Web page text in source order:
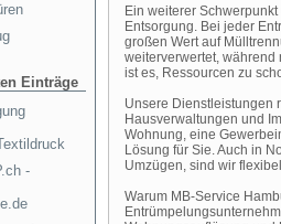
Einträge
-
Ein weiterer
Entsorgung. Bei jeder
großen Wert auf
weiterverwertet, während
ist es, Ressourcen zu
Unsere Dienstleistungen
Hausverwaltungen und
Wohnung, eine
Lösung für Sie. Auch in
Umzügen, sind wir
Warum MB-Service